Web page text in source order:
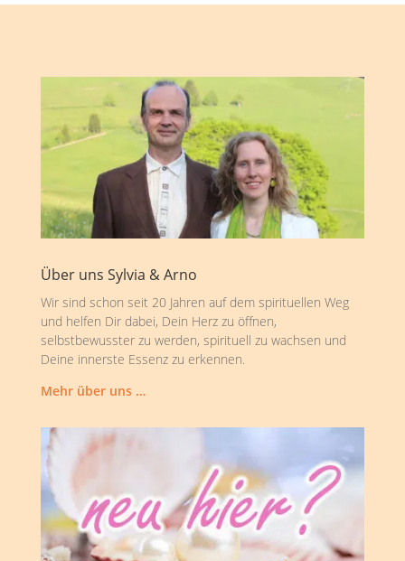
Über uns Sylvia & Arno
Wir sind schon seit 20 Jahren auf dem spirituellen Weg
und helfen Dir dabei, Dein Herz zu öffnen,
selbstbewusster zu werden, spirituell zu wachsen und
Deine innerste Essenz zu erkennen.
Mehr über uns …